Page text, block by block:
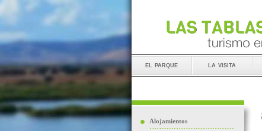
el parque la visita
Alojamientos